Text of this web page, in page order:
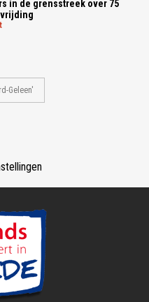
in de grensstreek over 75
Geleen'